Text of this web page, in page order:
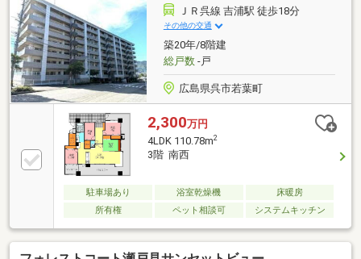
で、設備等保証がつくので安心です。（有期限）【支
払例】 借入金額 1，398万円 の場合■ 支払金
額 月額 38，976円（ボーナス払いなし）※ 金利
0.925%（変動） 期間35年の場合（ 別途、購入時の諸
費用、月々の各種費用必要）
ＪＲ呉線 吉浦駅 徒歩18分
その他の交通
築20年/8階建
総戸数-戸
広島県呉市若葉町
2,300万円
4LDK 110.78m2
3階 南西
駐車場あり 浴室乾燥機
床暖房
所有権
ペット相談可 システムキッチン